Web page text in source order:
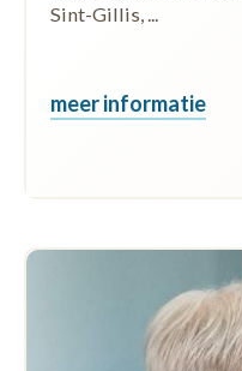
Sint-Gillis, ...
meer informatie